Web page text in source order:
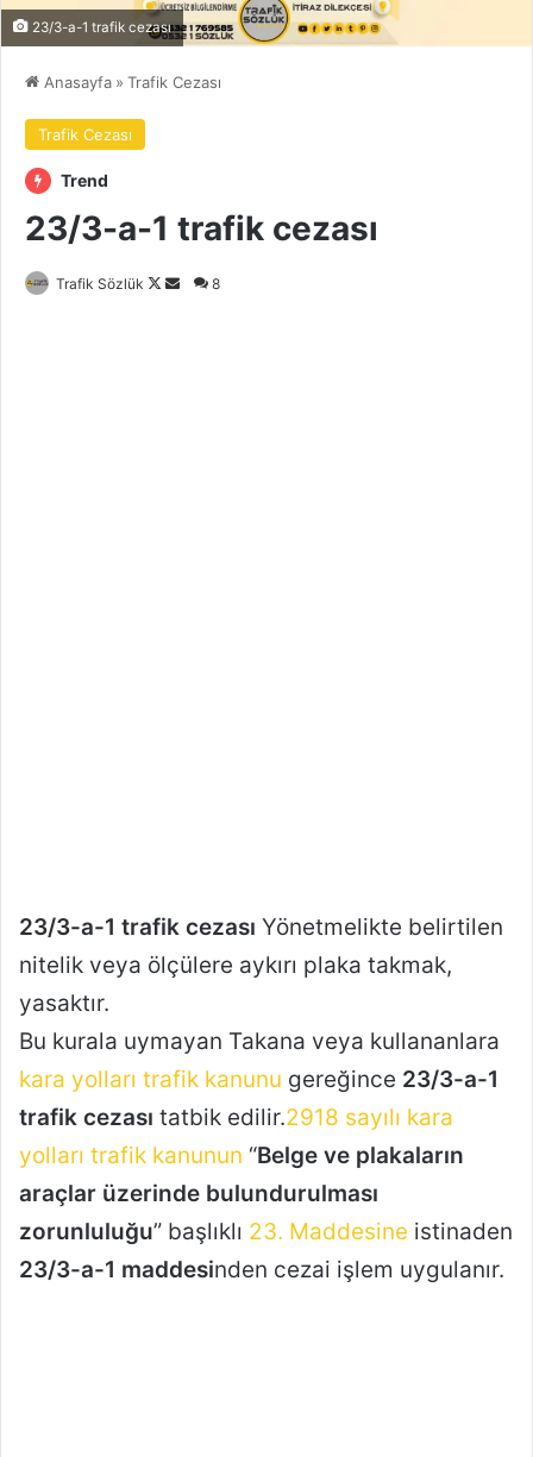
23/3-a-1 trafik cezası
Anasayfa » Trafik Cezası
Trafik Cezası
Trend
23/3-a-1 trafik cezası
Trafik Sözlük
Follow
Bir
8
23/3-a-1 trafik cezası Yönetmelikte belirtilen
nitelik veya ölçülere aykırı plaka takmak,
yasaktır.
Bu kurala uymayan Takana veya kullananlara
kara yolları trafik kanunu gereğince 23/3-a-1
trafik cezası tatbik edilir.2918 sayılı kara
yolları trafik kanunun “Belge ve plakaların
araçlar üzerinde bulundurulması
zorunluluğu” başlıklı 23. Maddesine istinaden
23/3-a-1 maddesinden cezai işlem uygulanır.